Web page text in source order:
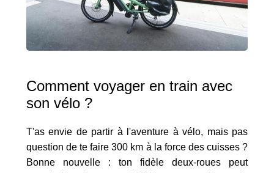
Comment voyager en train avec
son vélo ?
T'as envie de partir à l'aventure à vélo, mais pas
question de te faire 300 km à la force des cuisses ?
Bonne nouvelle : ton fidèle deux-roues peut